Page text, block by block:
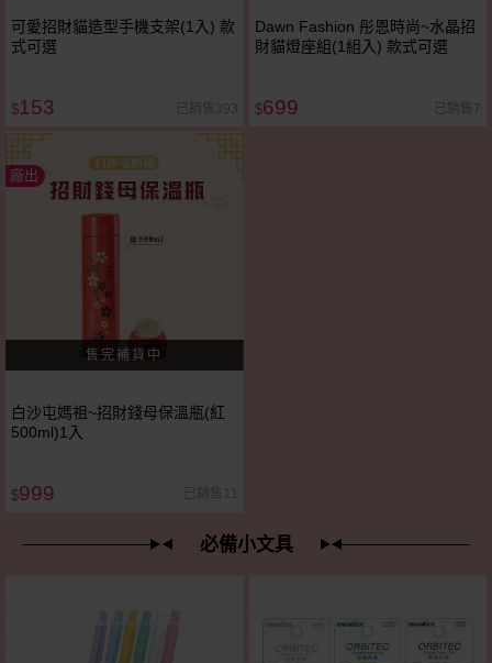
可愛招財貓造型手機支架(1入) 款
式可選
$153 已銷售393
Dawn Fashion 彤恩時尚~水晶招
財貓燈座組(1組入) 款式可選
$699 已銷售7
廠出
白沙屯媽祖~招財錢母保溫瓶(紅
500ml)1入
$999 已銷售11
必備小文具